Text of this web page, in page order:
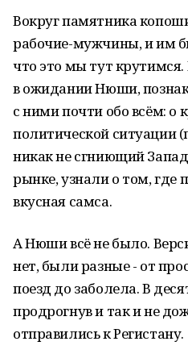
Вокруг памятника
рабочие-мужчины, и им
что это мы тут
в ожидании Нюши,
с ними почти обо всём: о
политической ситуации
никак не сгниющий
рынке, узнали о том, где
вкусная самса.
А Нюши всё не было.
нет, были разные - от
поезд до заболела. В
продрогнув и так и не
отправились к Регистану.